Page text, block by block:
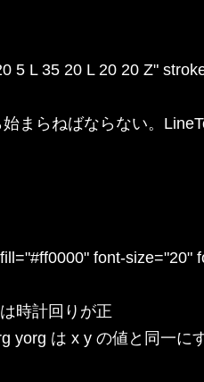
5 L 35 20 L 20 20 Z"
まらねばならない。
font-
時計回りが正
yorg は x y の値と同一に